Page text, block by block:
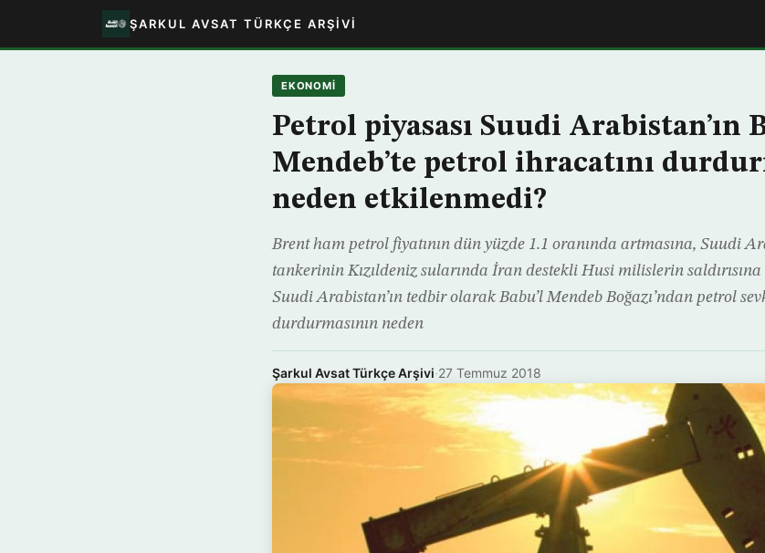
ŞARKUL AVSAT TÜRKÇE ARŞIVI
EKONOMİ
Petrol piyasası Suudi Arabistan’ın
Mendeb’te petrol ihracatını
neden etkilenmedi?
Brent ham petrol fiyatının dün yüzde 1.1 oranında artmasına, Suudi
tankerinin Kızıldeniz sularında İran destekli Husi milislerin saldırısına
Suudi Arabistan’ın tedbir olarak Babu’l Mendeb Boğazı’ndan petrol
durdurmasının neden
Şarkul Avsat Türkçe Arşivi·27 Temmuz 2018